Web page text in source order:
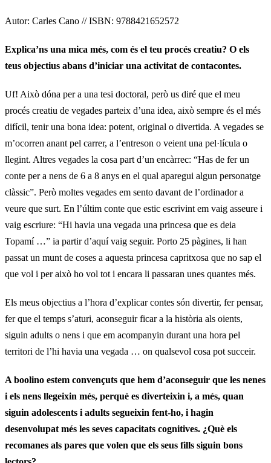
Autor: Carles Cano // ISBN: 9788421652572
Explica’ns una mica més, com és el teu procés creatiu? O els
teus objectius abans d’iniciar una activitat de contacontes.
Uf! Això dóna per a una tesi doctoral, però us diré que el meu
procés creatiu de vegades parteix d’una idea, això sempre és el més
difícil, tenir una bona idea: potent, original o divertida. A vegades se
m’ocorren anant pel carrer, a l’entreson o veient una pel·lícula o
llegint. Altres vegades la cosa part d’un encàrrec: “Has de fer un
conte per a nens de 6 a 8 anys en el qual aparegui algun personatge
clàssic”. Però moltes vegades em sento davant de l’ordinador a
veure que surt. En l’últim conte que estic escrivint em vaig asseure i
vaig escriure: “Hi havia una vegada una princesa que es deia
Topamí …” ia partir d’aquí vaig seguir. Porto 25 pàgines, li han
passat un munt de coses a aquesta princesa capritxosa que no sap el
que vol i per això ho vol tot i encara li passaran unes quantes més.
Els meus objectius a l’hora d’explicar contes són divertir, fer pensar,
fer que el temps s’aturi, aconseguir ficar a la història als oients,
siguin adults o nens i que em acompanyin durant una hora pel
territori de l’hi havia una vegada … on qualsevol cosa pot succeir.
A boolino estem convençuts que hem d’aconseguir que les nenes
i els nens llegeixin més, perquè es diverteixin i, a més, quan
siguin adolescents i adults segueixin fent-ho, i hagin
desenvolupat més les seves capacitats cognitives. ¿Què els
recomanes als pares que volen que els seus fills siguin bons